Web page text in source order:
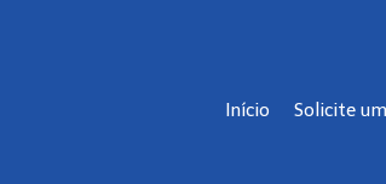
Início Solicite